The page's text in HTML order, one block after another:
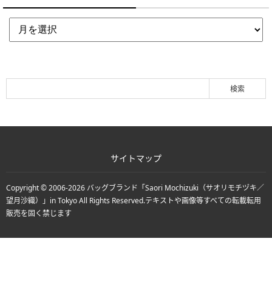
サイトマップ
Copyright © 2006-2026 バッグブランド「Saori Mochizuki（サオリモチヅキ／
望月沙織）」in TokyoAll Rights Reserved.テキストや画像等すべての転載転用
販売を固く禁じます